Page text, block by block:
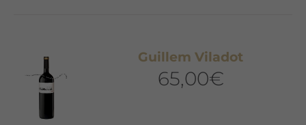
Guillem Viladot
65,00€